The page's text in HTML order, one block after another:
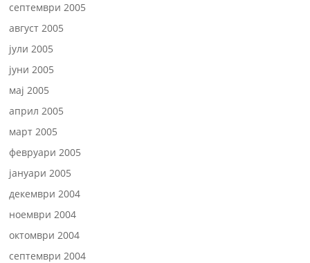
септември 2005
август 2005
јули 2005
јуни 2005
мај 2005
април 2005
март 2005
февруари 2005
јануари 2005
декември 2004
ноември 2004
октомври 2004
септември 2004